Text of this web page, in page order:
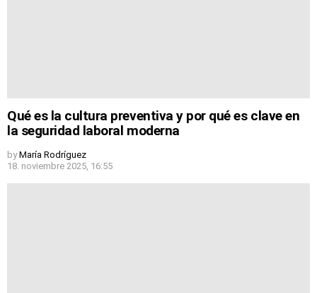
Qué es la cultura preventiva y por qué es clave en
la seguridad laboral moderna
by María Rodríguez
18. noviembre 2025, 16:55